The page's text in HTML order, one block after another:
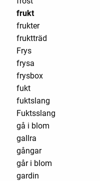
frukt
frukter
fruktträd
Frys
frysa
frysbox
fukt
fuktslang
Fuktsslang
gå i blom
gallra
gångar
går i blom
gardin